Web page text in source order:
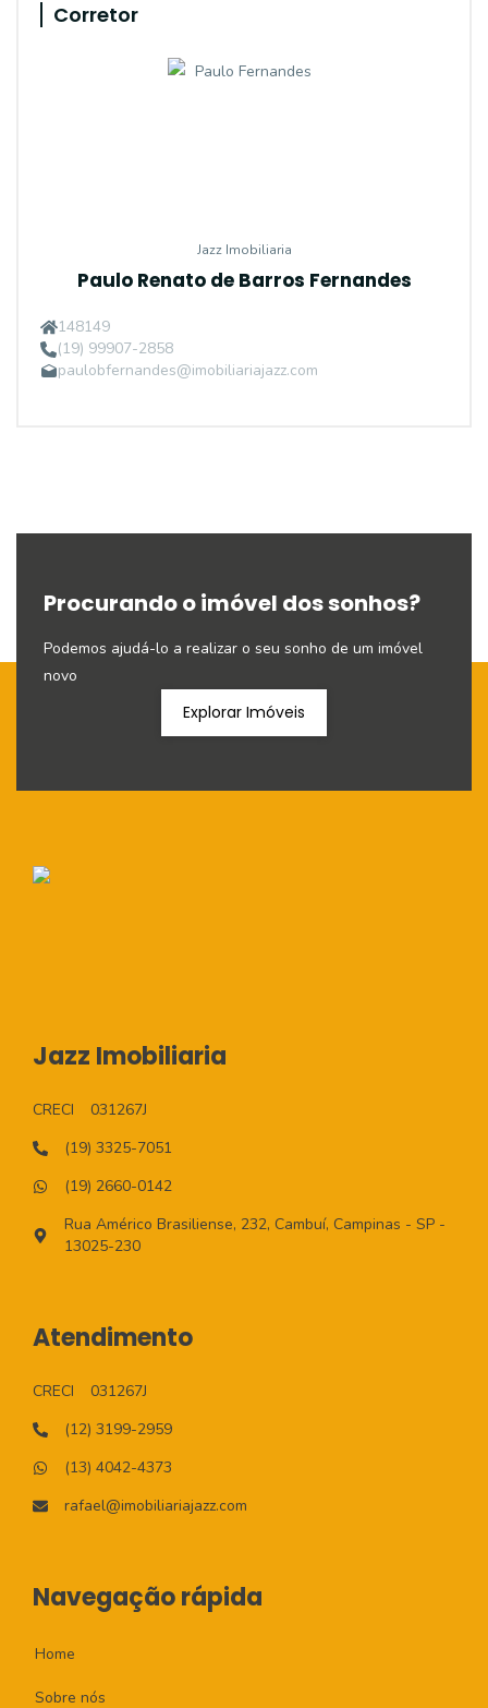
Corretor
Jazz Imobiliaria
Paulo Renato de Barros Fernandes
148149
(19) 99907-2858
paulobfernandes@imobiliariajazz.com
Procurando o imóvel dos sonhos?
Podemos ajudá-lo a realizar o seu sonho de um imóvel
novo
Explorar Imóveis
Jazz Imobiliaria
CRECI
031267J
(19) 3325-7051
(19) 2660-0142
Rua Américo Brasiliense, 232, Cambuí, Campinas - SP -
13025-230
Atendimento
CRECI
031267J
(12) 3199-2959
(13) 4042-4373
rafael@imobiliariajazz.com
Navegação rápida
Home
Sobre nós